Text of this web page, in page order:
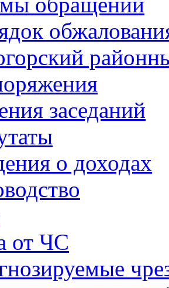
заседаний
о доходах
от ЧС